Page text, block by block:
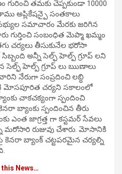
గురించి తమకు చెప్పకుండా 10000
అప్లికేషన్పై సంతకాలు
సమాచారం మేరకు జరిగిన
గుర్తించి సంబంధిత మెప్మా ఖమ్మం
చర్యలు తీసుకునేల భరోసా
అన్నీ సెల్ఫ్ హెల్ప్ గ్రూప్ లని
సెల్ఫ్ హెల్ప్ గ్రూప్ లు ఋణాలు
నేరుగా సంప్రదించి లబ్ధి
మోసపూరిత చర్యని సకాలంలో
చాకచక్యంగా స్పందించి
బ్యాంకు స్పందించిన తీరు
ఎంత జాగ్రత్త గా కస్టమర్ సేవలు
రుజువు చేశారు. మోసానికి
కెనరా బ్యాంక్ చట్టపరమైన చర్యల్ని
this News…